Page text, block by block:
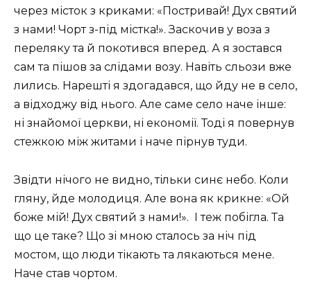
через місток з криками: «Постривай! Дух святий
з нами! Чорт з-під містка!». Заскочив у воза з
переляку та й покотився вперед. А я зостався
сам та пішов за слідами возу. Навіть сльози вже
лились. Нарешті я здогадався, що йду не в село,
а відходжу від нього. Але саме село наче інше:
ні знайомої церкви, ні економії. Тоді я повернув
стежкою між житами і наче пірнув туди.
Звідти нічого не видно, тільки синє небо. Коли
гляну, йде молодиця. Але вона як крикне: «Ой
боже мій! Дух святий з нами!». І теж побігла. Та
що це таке? Що зі мною сталось за ніч під
мостом, що люди тікають та лякаються мене.
Наче став чортом.